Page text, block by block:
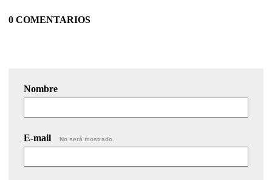
0 COMENTARIOS
Nombre
E-mail No será mostrado.